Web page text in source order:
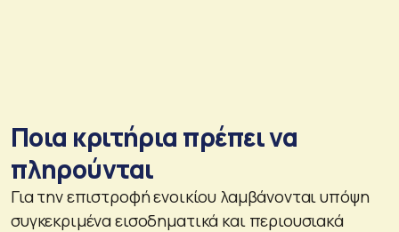
Ποια κριτήρια πρέπει να
πληρούνται
Για την επιστροφή ενοικίου λαμβάνονται υπόψη
συγκεκριμένα εισοδηματικά και περιουσιακά